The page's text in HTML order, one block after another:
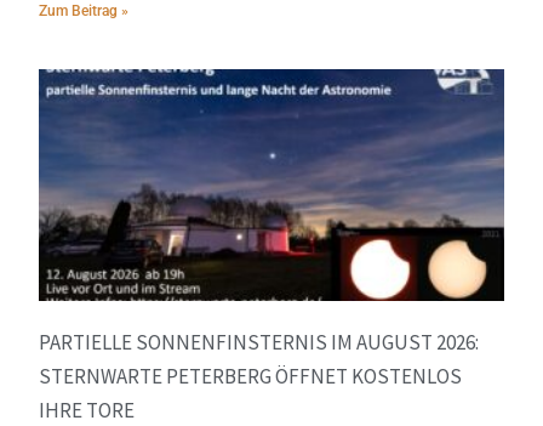
Zum Beitrag »
PARTIELLE SONNENFINSTERNIS IM AUGUST 2026:
STERNWARTE PETERBERG ÖFFNET KOSTENLOS
IHRE TORE